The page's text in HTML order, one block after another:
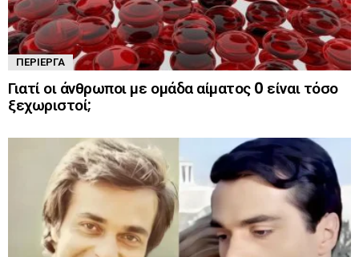
ΠΕΡΊΕΡΓΑ
Γιατί οι άνθρωποι με ομάδα αίματος 0 είναι τόσο
ξεχωριστοί;